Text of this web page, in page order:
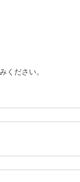
ください。